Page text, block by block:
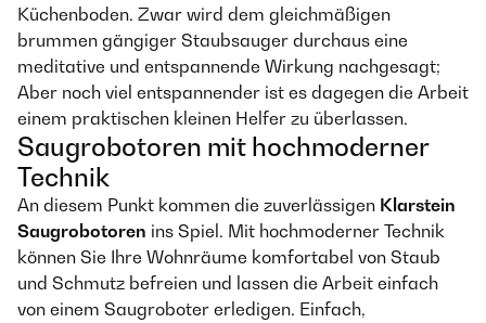
Küchenboden. Zwar wird dem gleichmäßigen
brummen gängiger Staubsauger durchaus eine
meditative und entspannende Wirkung nachgesagt;
Aber noch viel entspannender ist es dagegen die Arbeit
einem praktischen kleinen Helfer zu überlassen.
Saugrobotoren mit hochmoderner
Technik
An diesem Punkt kommen die zuverlässigen Klarstein
Saugrobotoren ins Spiel. Mit hochmoderner Technik
können Sie Ihre Wohnräume komfortabel von Staub
und Schmutz befreien und lassen die Arbeit einfach
von einem Saugroboter erledigen. Einfach,